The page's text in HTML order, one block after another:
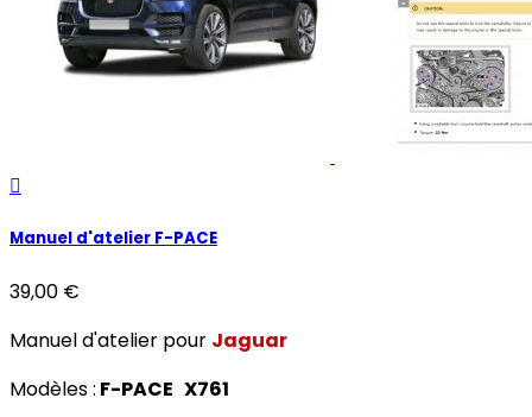

Manuel d'atelier F-PACE
39,00 €
Manuel d'atelier pour Jaguar
Modèles : F-PACE X761